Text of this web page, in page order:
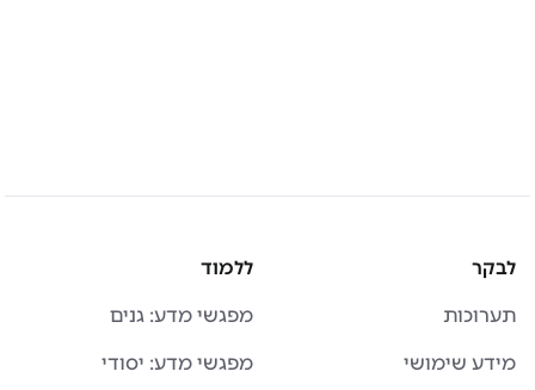
לבקר
תערוכות
מידע שימושי
ללמוד
מפגשי מדע: גנים
מפגשי מדע: יסודי